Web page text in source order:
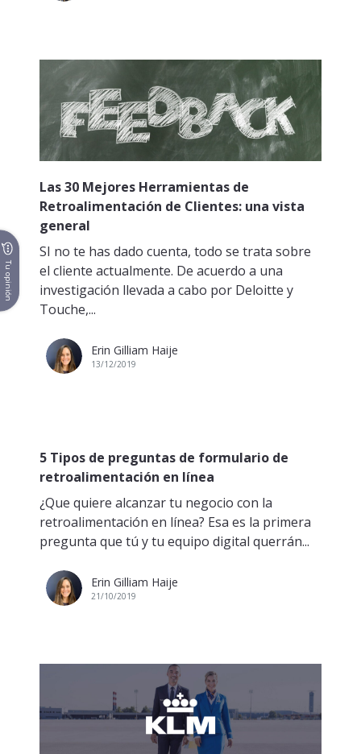
Las 30 Mejores Herramientas de
Retroalimentación de Clientes: una vista
general
SI no te has dado cuenta, todo se trata sobre
el cliente actualmente. De acuerdo a una
investigación llevada a cabo por Deloitte y
Touche,...
Erin Gilliam Haije
13/12/2019
5 Tipos de preguntas de formulario de
retroalimentación en línea
¿Que quiere alcanzar tu negocio con la
retroalimentación en línea? Esa es la primera
pregunta que tú y tu equipo digital querrán...
Erin Gilliam Haije
21/10/2019
Tu opinión